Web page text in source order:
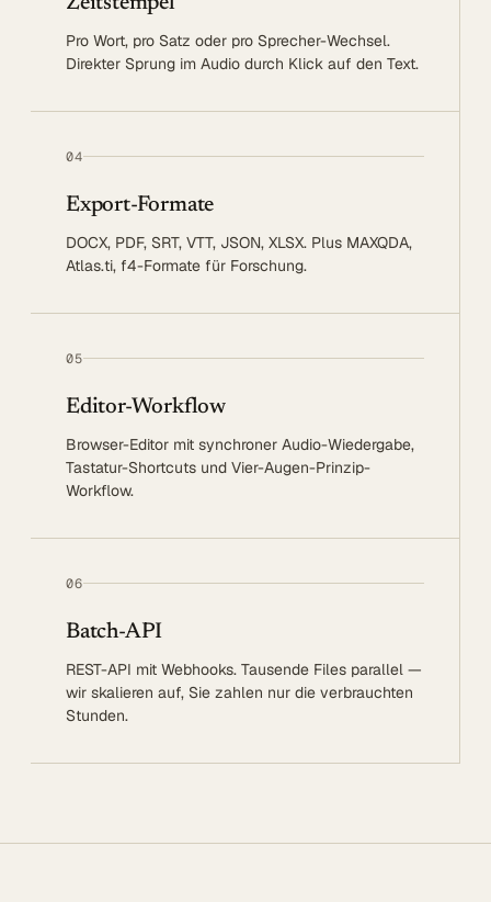
Pro Wort, pro Satz oder pro Sprecher-Wechsel.
Direkter Sprung im Audio durch Klick auf den Text.
04
Export-Formate
DOCX, PDF, SRT, VTT, JSON, XLSX. Plus MAXQDA,
Atlas.ti, f4-Formate für Forschung.
05
Editor-Workflow
Browser-Editor mit synchroner Audio-Wiedergabe,
Tastatur-Shortcuts und Vier-Augen-Prinzip-
Workflow.
06
Batch-API
REST-API mit Webhooks. Tausende Files parallel —
wir skalieren auf, Sie zahlen nur die verbrauchten
Stunden.